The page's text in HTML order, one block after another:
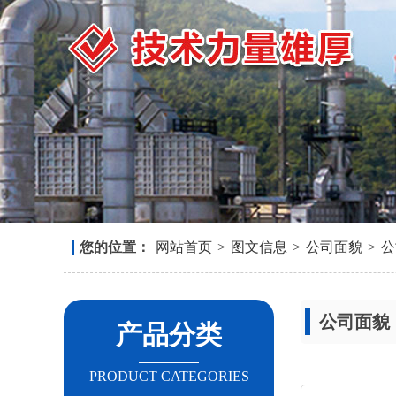
您的位置： 网站首页 > 图文信息 > 公司面貌 >
产品分类
PRODUCT CATEGORIES
公司面貌